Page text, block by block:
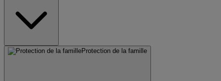
Protection de la famille